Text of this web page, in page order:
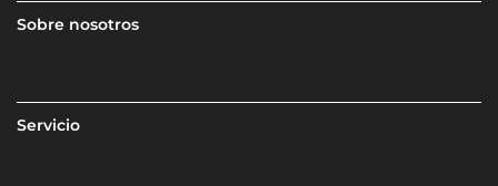
Sobre nosotros
Servicio